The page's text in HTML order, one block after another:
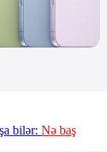
bilər: Nə baş